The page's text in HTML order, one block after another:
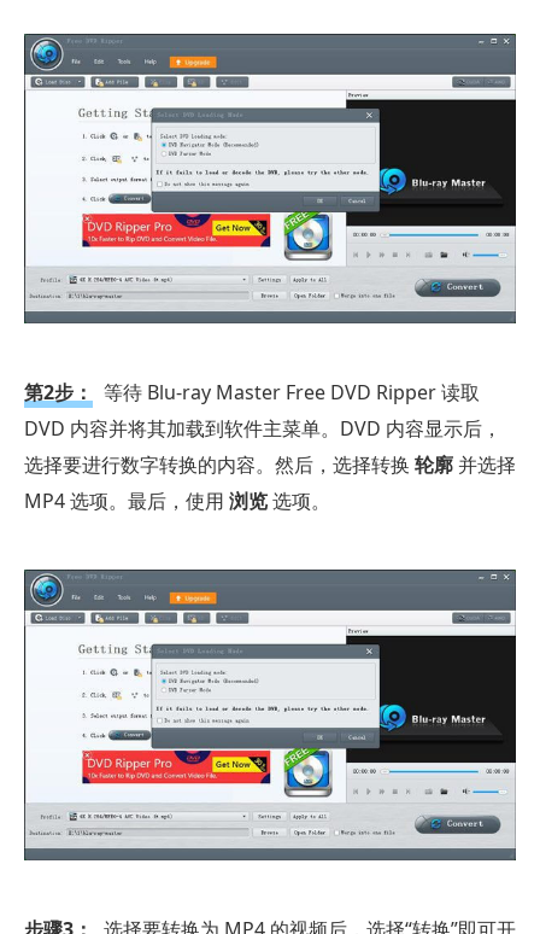
第2步：
等待 Blu-ray Master Free DVD Ripper 读取
DVD 内容并将其加载到软件主菜单。DVD 内容显示后，
选择要进行数字转换的内容。然后，选择转换 轮廓并选择
MP4 选项。最后，使用 浏览选项。